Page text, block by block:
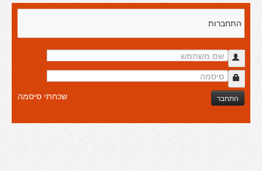
התחברות
התחבר שכחתי סיסמה